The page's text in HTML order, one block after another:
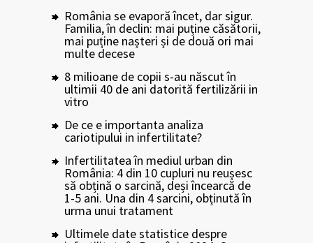
România se evaporă încet, dar sigur.
Familia, în declin: mai puține căsătorii,
mai puține nașteri și de două ori mai
multe decese
8 milioane de copii s-au născut în
ultimii 40 de ani datorită fertilizării in
vitro
De ce e importanta analiza
cariotipului in infertilitate?
Infertilitatea în mediul urban din
România: 4 din 10 cupluri nu reușesc
să obțină o sarcină, deși încearcă de
1-5 ani. Una din 4 sarcini, obținută în
urma unui tratament
Ultimele date statistice despre